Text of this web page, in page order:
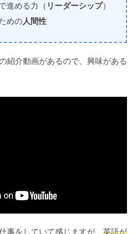
進める力（ リーダーシップ）
めの人間性
紹介動画があるので、興味がある
事をしていて感じますが、 英語が